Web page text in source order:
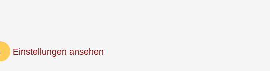
Einstellungen ansehen